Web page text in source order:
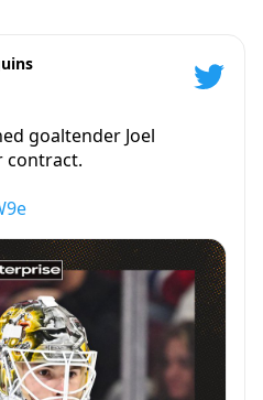
goaltender Joel
contract.